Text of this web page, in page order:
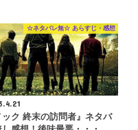
☆ネタバレ無☆ あらすじ・感想
ック 終末の訪問者』ネタバ